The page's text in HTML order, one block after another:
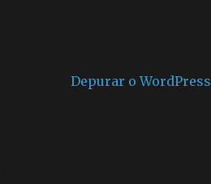
Depurar o WordPress